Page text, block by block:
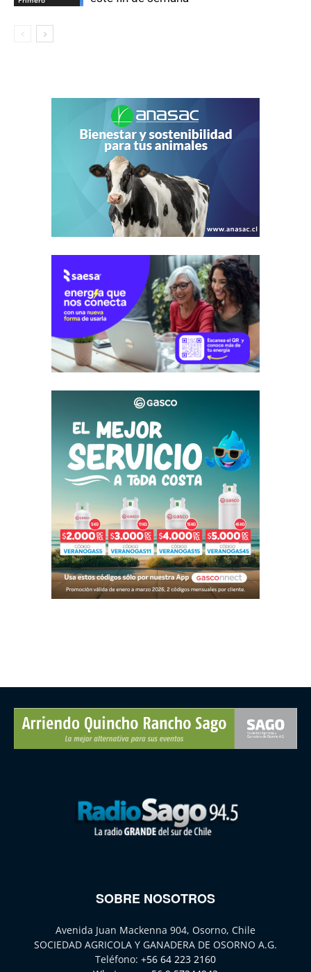
SOBRE NOSOTROS
Avenida Juan Mackenna 904, Osorno, Chile
SOCIEDAD AGRICOLA Y GANADERA DE OSORNO A.G.
Teléfono: +56 64 223 2160